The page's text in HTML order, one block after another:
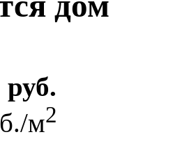
руб.
м2